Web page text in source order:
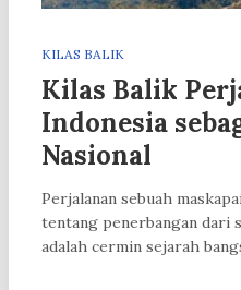
KILAS BALIK
Kilas Balik
Indonesia
Nasional
Perjalanan sebuah
tentang penerbangan dari
adalah cermin sejarah